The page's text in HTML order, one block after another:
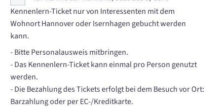
Kennenlern-Ticket nur von Interessenten mit dem
Wohnort Hannover oder Isernhagen gebucht werden
kann.
- Bitte Personalausweis mitbringen.
- Das Kennenlern-Ticket kann einmal pro Person genutzt
werden.
- Die Bezahlung des Tickets erfolgt bei dem Besuch vor Ort:
Barzahlung oder per EC-/Kreditkarte.